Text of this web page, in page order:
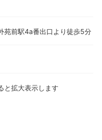
苑前駅4a番出口より徒歩5分
と拡大表示します